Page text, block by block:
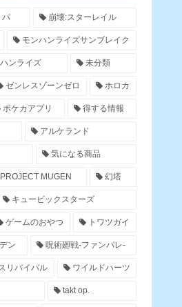
パ 崩壊:スターレイル
モンハンライズサンブレイク
ンライズ 未分類
ゼンレスゾーンゼロ ホロカ
ポケカアプリ 得する情報
アルケランド
気になる商品
PROJECT MUGEN 幻塔
キュービックスターズ
ゲームのおやつ トワツガイ
ン 呪術廻戦-ファンパレ-
リバイバル ワイルドハーツ
takt op.